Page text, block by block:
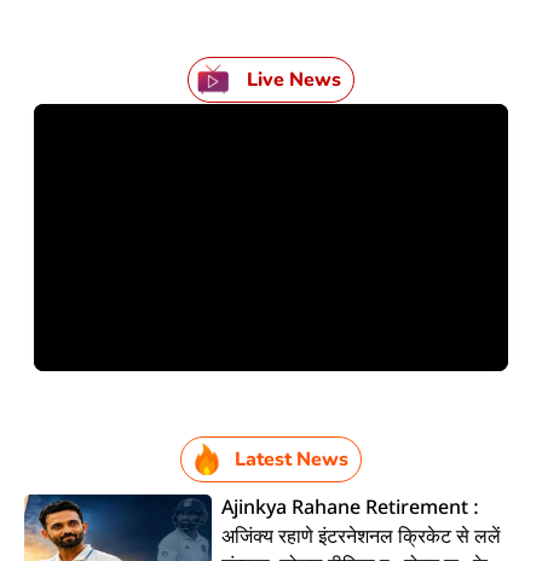
Live News
Latest News
Ajinkya Rahane Retirement :
अजिंक्य रहाणे इंटरनेशनल क्रिकेट से ललें